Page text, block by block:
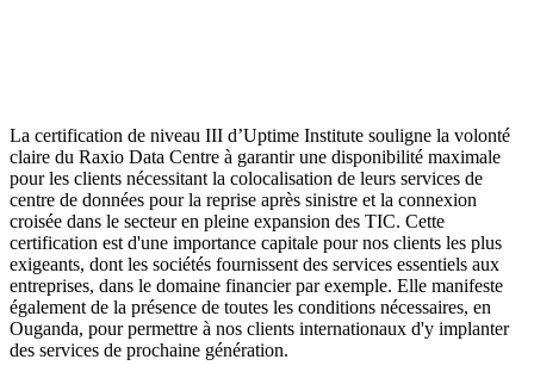
La certification de niveau III d’Uptime Institute souligne la volonté
claire du Raxio Data Centre à garantir une disponibilité maximale
pour les clients nécessitant la colocalisation de leurs services de
centre de données pour la reprise après sinistre et la connexion
croisée dans le secteur en pleine expansion des TIC. Cette
certification est d'une importance capitale pour nos clients les plus
exigeants, dont les sociétés fournissent des services essentiels aux
entreprises, dans le domaine financier par exemple. Elle manifeste
également de la présence de toutes les conditions nécessaires, en
Ouganda, pour permettre à nos clients internationaux d'y implanter
des services de prochaine génération.